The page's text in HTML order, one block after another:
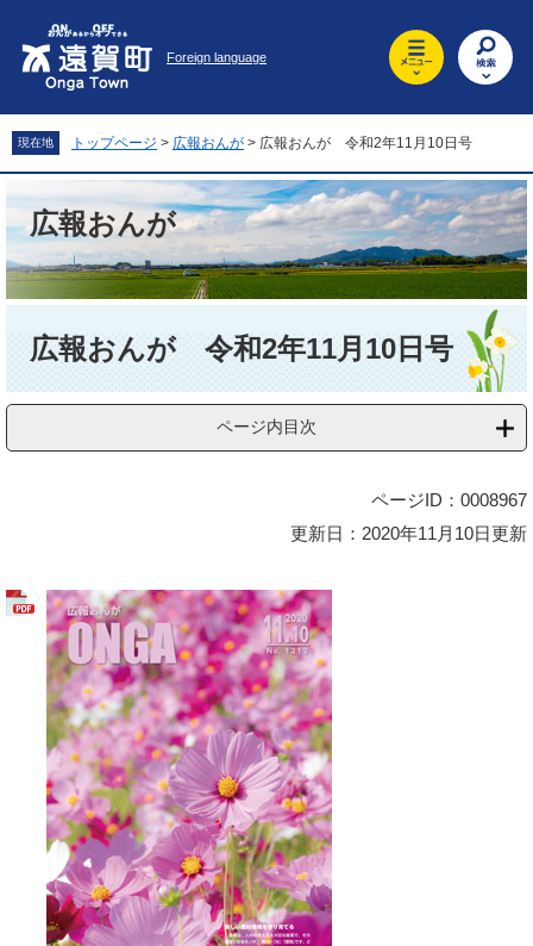
先
頭
を
飛
文
へ
Foreign language
現在地 トップページ > 広報おんが > 広報おんが 令和2年11月10日号
広報おんが
広報おんが 令和2年11月10日号
ページ内目次
ページID：0008967
更新日：2020年11月10日更新